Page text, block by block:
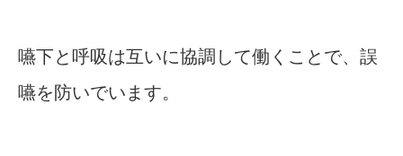
嚥下と呼吸は互いに協調して働くことで、誤
嚥を防いでいます。